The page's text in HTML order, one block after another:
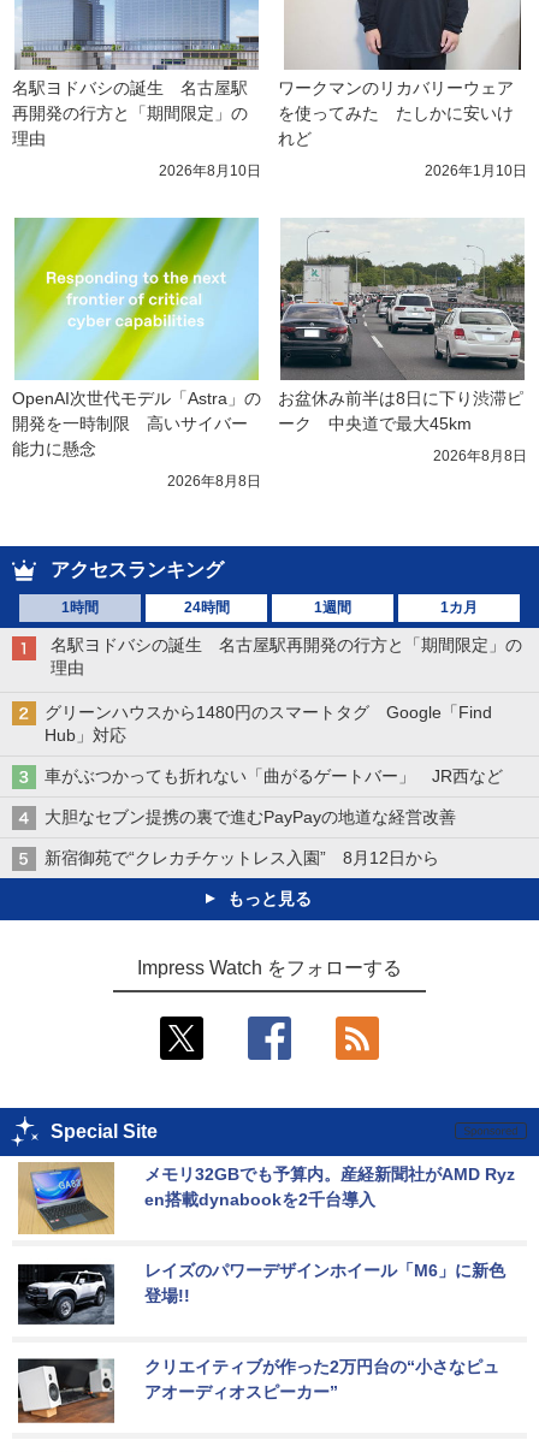
名駅ヨドバシの誕生　名古屋駅
再開発の行方と「期間限定」の
理由
2026年8月10日
ワークマンのリカバリーウェア
を使ってみた　たしかに安いけ
れど
2026年1月10日
OpenAI次世代モデル「Astra」の
開発を一時制限　高いサイバー
能力に懸念
2026年8月8日
お盆休み前半は8日に下り渋滞ピ
ーク　中央道で最大45km
2026年8月8日
アクセスランキング
1時間 24時間 1週間 1カ月
名駅ヨドバシの誕生 名古屋駅再開発の行方と「期間限定」の
理由
グリーンハウスから1480円のスマートタグ Google「Find
Hub」対応
車がぶつかっても折れない「曲がるゲートバー」 JR西など
大胆なセブン提携の裏で進むPayPayの地道な経営改善
新宿御苑で“クレカチケットレス入園” 8月12日から
もっと見る
Impress Watch をフォローする
Special Site
メモリ32GBでも予算内。産経新聞社がAMD Ryz
en搭載dynabookを2千台導入
レイズのパワーデザインホイール「M6」に新色
登場!!
クリエイティブが作った2万円台の“小さなピュ
アオーディオスピーカー”